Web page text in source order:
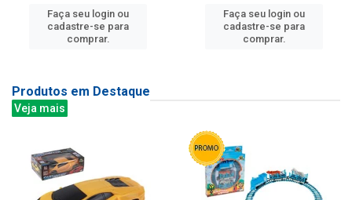
Faça seu login ou
cadastre-se para
comprar.
Faça seu login ou
cadastre-se para
comprar.
Produtos em Destaque
Veja mais